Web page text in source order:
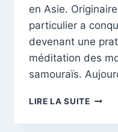
en Asie.
particulier a
devenant une
méditation des
samouraïs.
LIRE LA SUITE